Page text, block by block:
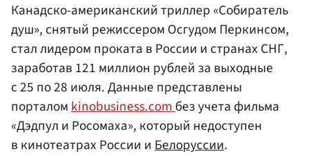
Канадско-американский триллер «Собиратель
душ», снятый режиссером Осгудом Перкинсом,
стал лидером проката в России и странах СНГ,
заработав 121 миллион рублей за выходные
с 25 по 28 июля. Данные представлены
порталомkinobusiness.comбез учета фильма
«Дэдпул и Росомаха», который недоступен
в кинотеатрах России иБелоруссии.